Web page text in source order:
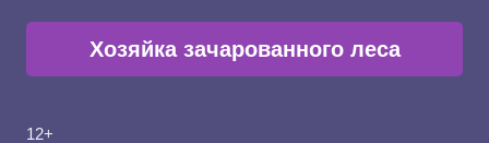
Хозяйка зачарованного леса
12+